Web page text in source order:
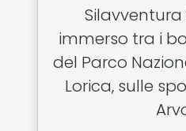
immerso tra i
del Parco
Lorica, sulle